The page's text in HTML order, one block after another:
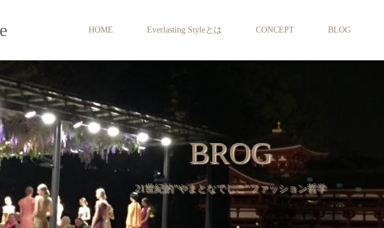
HOME Everlasting Styleとは CONCEPT BLOG
BROG
21世紀的”やまとなでしこ”ファッション哲学